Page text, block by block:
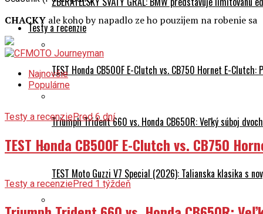
Testy a recenzie
TEST Honda CB500F E-Clutch vs. CB750 Hornet E-
Triumph Trident 660 vs. Honda CB650R: Veľký súboj
ale koho by napadlo ze ho pouzijem na robenie sa
Populárne
TEST Honda CB500F E-Clutch vs. CB750
Testy a recenziePred 1 týždeň
Triumph Trident 660 vs. Honda CB650R: